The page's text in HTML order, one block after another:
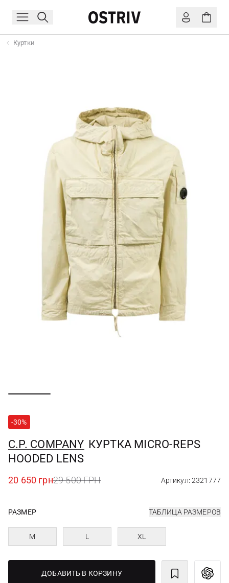
Куртки
-30%
C.P. COMPANY КУРТКА MICRO-REPS
HOODED LENS
20 650 грн29 500 ГРН Артикул: 2321777
РАЗМЕР ТАБЛИЦА РАЗМЕРОВ
M L XL
ДОБАВИТЬ В КОРЗИНУ